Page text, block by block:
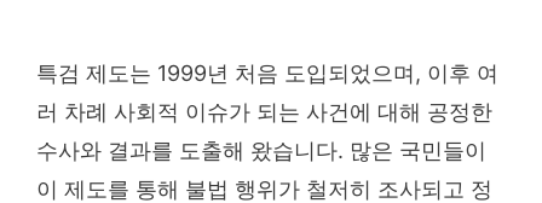
특검 제도는 1999년 처음 도입되었으며, 이후 여
러 차례 사회적 이슈가 되는 사건에 대해 공정한
수사와 결과를 도출해 왔습니다. 많은 국민들이
이 제도를 통해 불법 행위가 철저히 조사되고 정